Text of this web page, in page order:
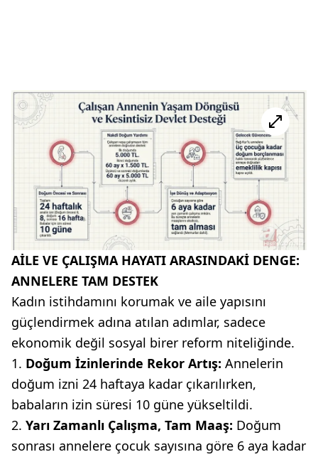
AİLE VE ÇALIŞMA HAYATI ARASINDAKİ DENGE:
ANNELERE TAM DESTEK
Kadın istihdamını korumak ve aile yapısını
güçlendirmek adına atılan adımlar, sadece
ekonomik değil sosyal birer reform niteliğinde.
Doğum İzinlerinde Rekor Artış: Annelerin
doğum izni 24 haftaya kadar çıkarılırken,
babaların izin süresi 10 güne yükseltildi.
Yarı Zamanlı Çalışma, Tam Maaş: Doğum
sonrası annelere çocuk sayısına göre 6 aya kadar